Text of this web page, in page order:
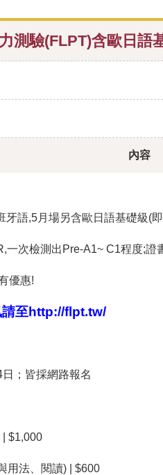
測驗(FLPT)含歐日
內容
語,5月場另含歐日語基礎級(
次檢測出Pre-A1~ C1程度;證
優惠!
至http://flpt.tw/
；皆採網路報名
| $1,000
用法、閱讀) | $600